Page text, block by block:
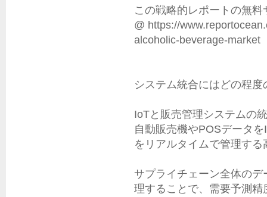
この戦略的レポートの無
@ https://
alcoholic-beverage-market
システム統合にはどの程
IoTと販売管理システムの
自動販売機やPOSデータ
をリアルタイムで管理す
サプライチェーン全体の
理することで、需要予測